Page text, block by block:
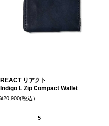
REACT リアクト
Indigo L Zip Compact Wallet
¥20,900(税込）